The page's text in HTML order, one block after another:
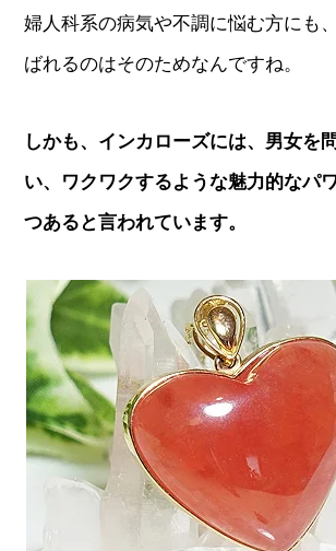
婦人科系の病気や不調に悩む方にも
ばれるのはそのためなんですね。
しかも、インカローズには、男女を
い、ワクワクするような魅力的なパ
つあると言われています。